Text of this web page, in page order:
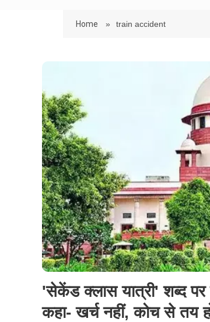
Home » train accident
'सेकेंड क्लास यात्री' शब्द पर
कहा- खर्च नहीं, कोच से तय